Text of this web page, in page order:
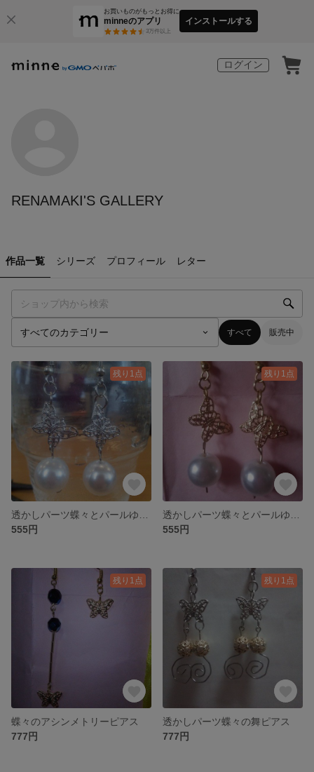
お買いものがもっとお得に
minneのアプリ
3万件以上
インストールする
ログイン
RENAMAKI'S GALLERY
作品一覧 シリーズ プロフィール レター
すべて 販売中
残り1点
555円
残り1点
555円
残り1点
蝶々のアシンメトリーピアス
777円
残り1点
透かしパーツ蝶々の舞ピアス
777円